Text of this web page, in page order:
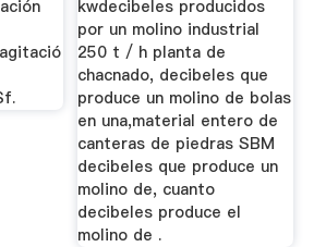
kwdecibeles producidos
por un molino industrial
250 t / h planta de
chacnado, decibeles que
produce un molino de bolas
en una,material entero de
canteras de piedras SBM
decibeles que produce un
molino de, cuanto
decibeles produce el
molino de .